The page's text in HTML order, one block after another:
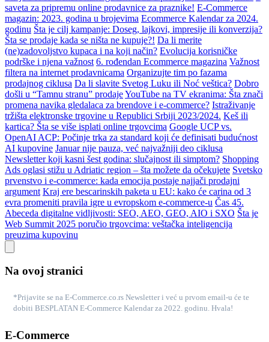
saveta za pripremu online prodavnice za praznike! E-Commerce
magazin: 2023. godina u brojevima Ecommerce Kalendar za 2024.
godinu Šta je cilj kampanje: Doseg, lajkovi, impresije ili konverzija?
Šta se prodaje kada se ništa ne kupuje?! Da li merite
(ne)zadovoljstvo kupaca i na koji način? Evolucija korisničke
podrške i njena važnost 6. rođendan Ecommerce magazina Važnost
filtera na internet prodavnicama Organizujte tim po fazama
prodajnog ciklusa Da li slavite Svetog Luku ili Noć veštica? Dobro
došli u “Tamnu stranu” prodajeYouTube na TV ekranima: Šta znači
promena navika gledalaca za brendove i e-commerce? Istraživanje
tržišta elektronske trgovine u Republici Srbiji 2023/2024. Keš ili
kartica? Šta se više isplati online trgovcima Google UCP vs.
OpenAI ACP: Počinje trka za standard koji će definisati budućnost
AI kupovine Januar nije pauza, već najvažniji deo ciklusa
Newsletter koji kasni šest godina: slučajnost ili simptom? Shopping
Ads oglasi stižu u Adriatic region – šta možete da očekujete Svetsko
prvenstvo i e-commerce: kada emocija postaje najjači prodajni
argument Kraj ere bescarinskih paketa u EU: kako će carina od 3
evra promeniti pravila igre u evropskom e-commerce-u Čas 45.
Abeceda digitalne vidljivosti: SEO, AEO, GEO, AIO i SXO Šta je
Web Summit 2025 poručio trgovcima: veštačka inteligencija
preuzima kupovinu
Na ovoj stranici
*Prijavite se na E-Commerce.co.rs Newsletter i već u prvom email-u će te
dobiti BESPLATAN E-Commerce Kalendar za 2022. godinu. Hvala!
E-Commerce